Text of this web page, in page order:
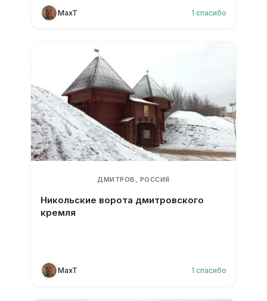
MaxT 1 спасибо
ДМИТРОВ, РОССИЯ
Никольские ворота дмитровского
кремля
MaxT 1 спасибо